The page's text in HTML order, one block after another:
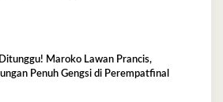
Maroko Lawan Prancis,
Penuh Gengsi di Perempatfinal